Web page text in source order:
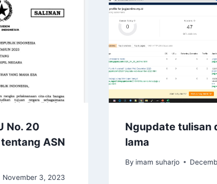
No. 20
ASN
November 3, 2023
Ngupdate tulisan
lama
By imam suharjo